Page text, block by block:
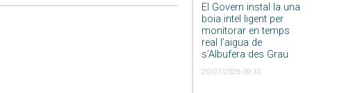
El Govern instal·la una
boia intel·ligent per
monitorar en temps
real l’aigua de
s’Albufera des Grau
20/07/2026 09:33